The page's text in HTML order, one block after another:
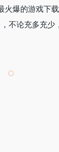
爆的游戏下
论充多充少